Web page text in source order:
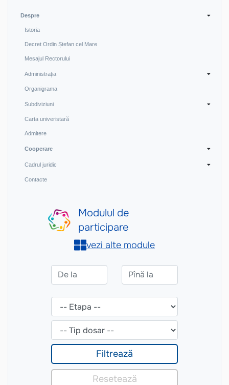
Despre
Istoria
Decret Ordin Ștefan cel Mare
Mesajul Rectorului
Administraţia
Organigrama
Subdiviziuni
Carta univeristară
Admitere
Cooperare
Cadrul juridic
Contacte